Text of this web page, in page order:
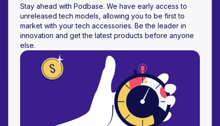
Stay ahead with Podbase. We have early access to
unreleased tech models, allowing you to be first to
market with your tech accessories. Be the leader in
innovation and get the latest products before anyone
else.